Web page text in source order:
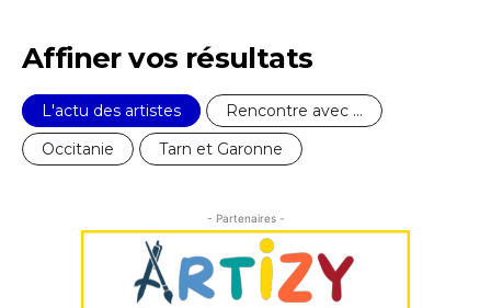
Affiner vos résultats
L'actu des artistes
Rencontre avec ...
Occitanie
Tarn et Garonne
- Partenaires -